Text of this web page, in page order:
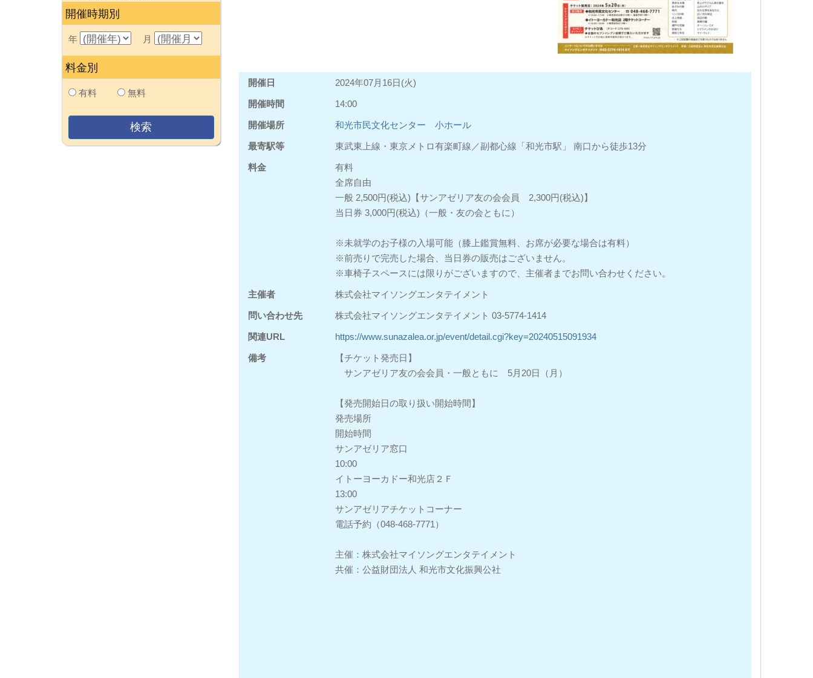
開催日 2024年07月16日(火)
開催時間 14:00
開催場所 和光市民文化センター 小ホール
最寄駅等 東武東上線・東京メトロ有楽町線／副都心線「和光市駅」 南口から徒歩13分
料金
有料
全席自由
一般 2,500円(税込)【サンアゼリア友の会会員 2,300円(税込)】
当日券 3,000円(税込)（一般・友の会ともに）
※未就学のお子様の入場可能（膝上鑑賞無料、お席が必要な場合は有料）
※前売りで完売した場合、当日券の販売はございません。
※車椅子スペースには限りがございますので、主催者までお問い合わせください。
主催者 株式会社マイソングエンタテイメント
問い合わせ先 株式会社マイソングエンタテイメント 03-5774-1414
関連URL https://www.sunazalea.or.jp/event/detail.cgi?key=20240515091934
備考
【チケット発売日】
サンアゼリア友の会会員・一般ともに 5月20日（月）
【発売開始日の取り扱い開始時間】
発売場所
開始時間
サンアゼリア窓口
10:00
イトーヨーカドー和光店２Ｆ
13:00
サンアゼリアチケットコーナー
電話予約（048-468-7771）
主催：株式会社マイソングエンタテイメント
共催：公益財団法人 和光市文化振興公社
開催時期別
年 月
料金別
有料 無料